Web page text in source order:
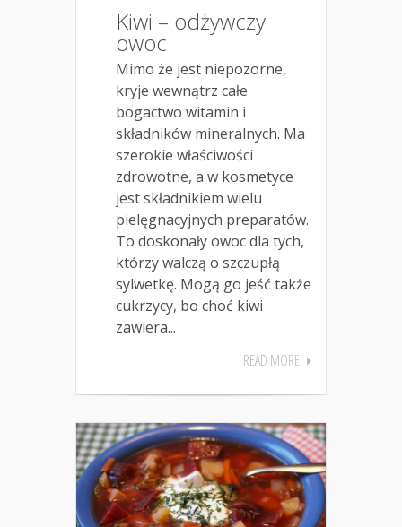
Kiwi – odżywczy
owoc
Mimo że jest niepozorne,
kryje wewnątrz całe
bogactwo witamin i
składników mineralnych. Ma
szerokie właściwości
zdrowotne, a w kosmetyce
jest składnikiem wielu
pielęgnacyjnych preparatów.
To doskonały owoc dla tych,
którzy walczą o szczupłą
sylwetkę. Mogą go jeść także
cukrzycy, bo choć kiwi
zawiera...
READ MORE